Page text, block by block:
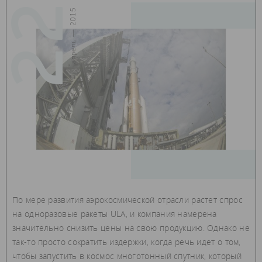
22
апрель — 2015
По мере развития аэрокосмической отрасли растет спрос
на одноразовые ракеты ULA, и компания намерена
значительно снизить цены на свою продукцию. Однако не
так-то просто сократить издержки, когда речь идет о том,
чтобы запустить в космос многотонный спутник, который